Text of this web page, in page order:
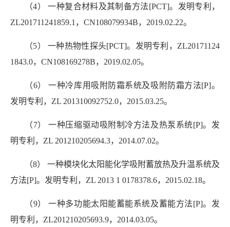
（4） 一种复合材料及其制备方法[PCT]。发明专利，
ZL201711241859.1，CN108079934B，2019.02.22。
（5） 一种热物性探头[PCT]。发明专利，ZL20171124
1843.0， CN108169278B，2019.02.05。
（6） 一种冷库用吸附防霜系统及吸附防霜方法[P]。
发明专利，ZL 201310092752.0，2015.03.25。
（7） 一种压缩驱动吸附制冷方法及热泵系统[P]。发
明专利，ZL 201210205694.3，2014.07.02。
（8） 一种模块化太阳能化学吸附蓄放热及升温系统及
方法[P]。发明专利，ZL 2013 1 0178378.6，2015.02.18。
（9） 一种多功能太阳能蓄能系统及蓄能方法[P]。发
明专利，ZL201210205693.9，2014.03.05。